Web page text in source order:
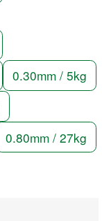
0.30mm / 5kg
0.80mm / 27kg